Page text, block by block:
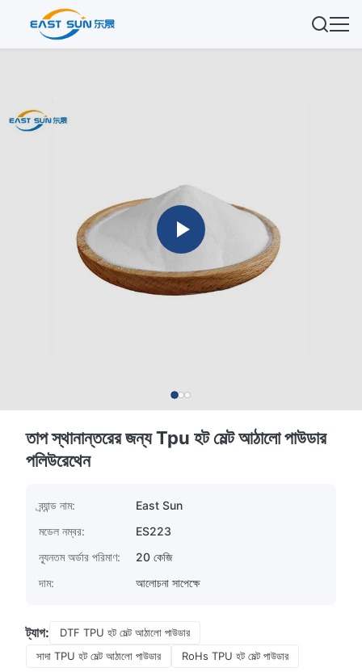
তাপ স্থানান্তরের জন্য Tpu হট মেল্ট আঠালো পাউডার
পলিউরেথেন
ব্র্যান্ড নাম:
East Sun
মডেল নম্বর:
ES223
ন্যূনতম অর্ডার পরিমাণ:
20 কেজি
দাম:
আলোচনা সাপেক্ষে
ট্যাগ:
DTF TPU হট মেল্ট আঠালো পাউডার
সাদা TPU হট মেল্ট আঠালো পাউডার
RoHs TPU হট মেল্ট পাউডার